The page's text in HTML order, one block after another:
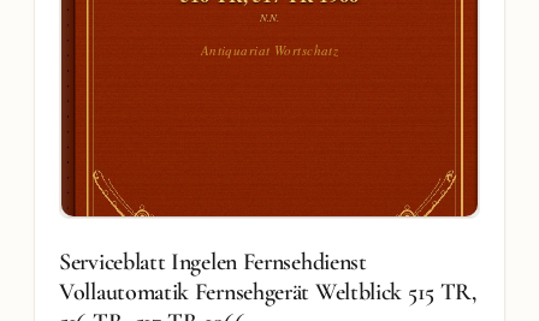
N.N.
Antiquariat Wortschatz
Serviceblatt Ingelen Fernsehdienst
Vollautomatik Fernsehgerät Weltblick 515 TR,